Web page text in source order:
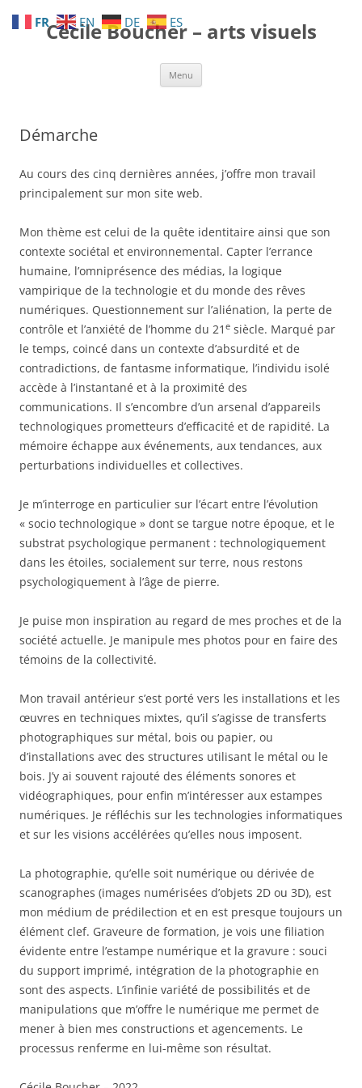
au
contenuCécile Boucher – arts visuels
Menu
Démarche
Au cours des cinq dernières années, j’offre mon travail
principalement sur mon site web.
Mon thème est celui de la quête identitaire ainsi que son
contexte sociétal et environnemental. Capter l’errance
humaine, l’omniprésence des médias, la logique
vampirique de la technologie et du monde des rêves
numériques. Questionnement sur l’aliénation, la perte de
contrôle et l’anxiété de l’homme du 21 e siècle. Marqué par
le temps, coincé dans un contexte d’absurdité et de
contradictions, de fantasme informatique, l’individu isolé
accède à l’instantané et à la proximité des
communications. Il s’encombre d’un arsenal d’appareils
technologiques prometteurs d’efficacité et de rapidité. La
mémoire échappe aux événements, aux tendances, aux
perturbations individuelles et collectives.
Je m’interroge en particulier sur l’écart entre l’évolution
« socio technologique » dont se targue notre époque, et le
substrat psychologique permanent : technologiquement
dans les étoiles, socialement sur terre, nous restons
psychologiquement à l’âge de pierre.
Je puise mon inspiration au regard de mes proches et de la
société actuelle. Je manipule mes photos pour en faire des
témoins de la collectivité.
Mon travail antérieur s’est porté vers les installations et les
œuvres en techniques mixtes, qu’il s’agisse de transferts
photographiques sur métal, bois ou papier, ou
d’installations avec des structures utilisant le métal ou le
bois. J’y ai souvent rajouté des éléments sonores et
vidéographiques, pour enfin m’intéresser aux estampes
numériques. Je réfléchis sur les technologies informatiques
et sur les visions accélérées qu’elles nous imposent.
La photographie, qu’elle soit numérique ou dérivée de
scanographes (images numérisées d’objets 2D ou 3D), est
mon médium de prédilection et en est presque toujours un
élément clef. Graveure de formation, je vois une filiation
évidente entre l’estampe numérique et la gravure : souci
du support imprimé, intégration de la photographie en
sont des aspects. L’infinie variété de possibilités et de
manipulations que m’offre le numérique me permet de
mener à bien mes constructions et agencements. Le
processus renferme en lui-même son résultat.
FR EN DE ES